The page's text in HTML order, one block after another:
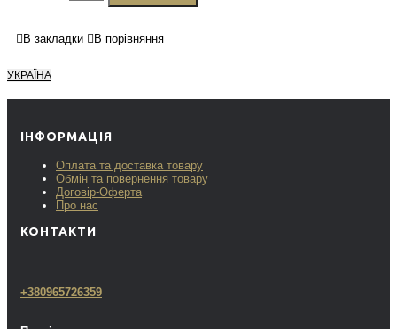
В закладки В порівняння
УКРАЇНА
ІНФОРМАЦІЯ
Оплата та доставка товару
Обмін та повернення товару
Договір-Оферта
Про нас
КОНТАКТИ
+380965726359